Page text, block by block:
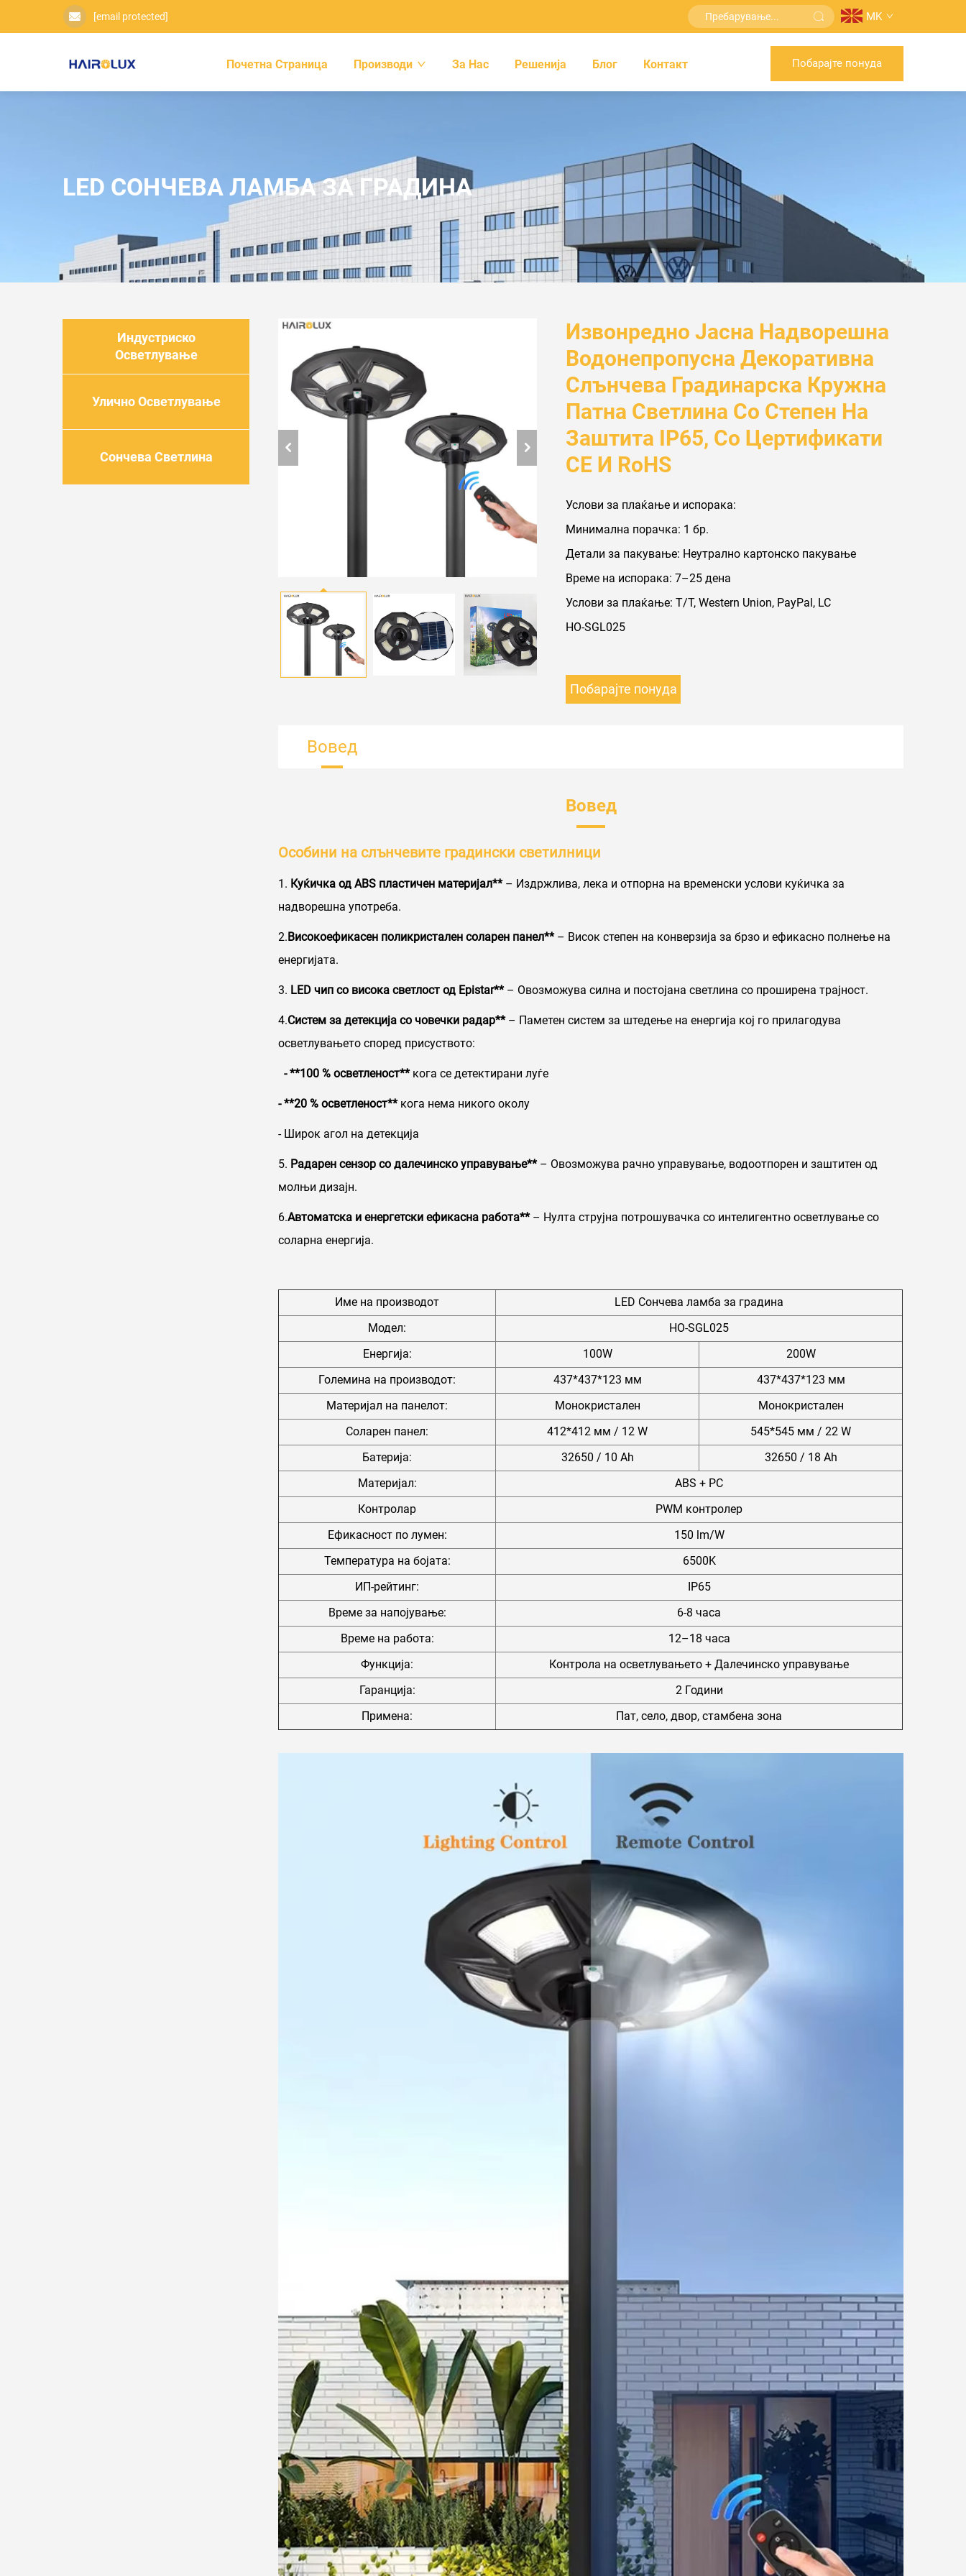
[email protected] MK
Почетна Страница Производи За Нас Решенија Блог Контакт Побарајте понуда
LED СОНЧЕВА ЛАМБА ЗА ГРАДИНА
Индустриско
Осветлување
Улично Осветлување
Сончева Светлина
Извонредно Јасна Надворешна
Водонепропусна Декоративна
Слънчева Градинарска Кружна
Патна Светлина Со Степен На
Заштита IP65, Со Цертификати
CE И RoHS
Услови за плаќање и испорака:
Минимална порачка: 1 бр.
Детали за пакување: Неутрално картонско пакување
Време на испорака: 7–25 дена
Услови за плаќање: Т/Т, Western Union, PayPal, LC
HO-SGL025
Побарајте понуда
Вовед
Вовед
Особини на слънчевите градински светилници
1. Куќичка од ABS пластичен материјал** – Издржлива, лека и отпорна на временски услови куќичка за
надворешна употреба.
2.Високоефикасен поликристален соларен панел** – Висок степен на конверзија за брзо и ефикасно полнење на
енергијата.
3. LED чип со висока светлост од Epistar** – Овозможува силна и постојана светлина со проширена трајност.
4.Систем за детекција со човечки радар** – Паметен систем за штедење на енергија кој го прилагодува
осветлувањето според присуството:
- **100 % осветленост** кога се детектирани луѓе
- **20 % осветленост** кога нема никого околу
- Широк агол на детекција
5. Радарен сензор со далечинско управување** – Овозможува рачно управување, водоотпорен и заштитен од
молњи дизајн.
6.Автоматска и енергетски ефикасна работа** – Нулта струјна потрошувачка со интелигентно осветлување со
соларна енергија.
Име на производот
LED Сончева ламба за градина
Модел:
HO-SGL025
Енергија:
100W
200W
Големина на производот:
437*437*123 мм
437*437*123 мм
Материјал на панелот:
Монокристален
Монокристален
Соларен панел:
412*412 мм / 12 W
545*545 мм / 22 W
Батерија:
32650 / 10 Ah
32650 / 18 Ah
Материјал:
ABS + PC
Контролар
PWM контролер
Ефикасност по лумен:
150 lm/W
Температура на бојата:
6500K
ИП-рейтинг:
IP65
Време за напојување:
6-8 часа
Време на работа:
12–18 часа
Функција:
Контрола на осветлувањето + Далечинско управување
Гаранција:
2 Години
Примена:
Пат, село, двор, стамбена зона